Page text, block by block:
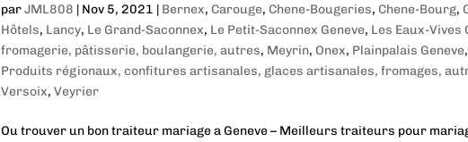
parJML808 | Nov 5, 2021 | Bernex, Carouge, Chene-Bougeries, Chene-Bourg,
Hôtels, Lancy, Le Grand-Saconnex, Le Petit-Saconnex Geneve, Les Eaux-Vives
fromagerie, pâtisserie, boulangerie, autres, Meyrin, Onex, Plainpalais Geneve,
Produits régionaux, confitures artisanales, glaces artisanales, fromages,
Versoix, Veyrier
Ou trouver un bon traiteur mariage a Geneve – Meilleurs traiteurs pour